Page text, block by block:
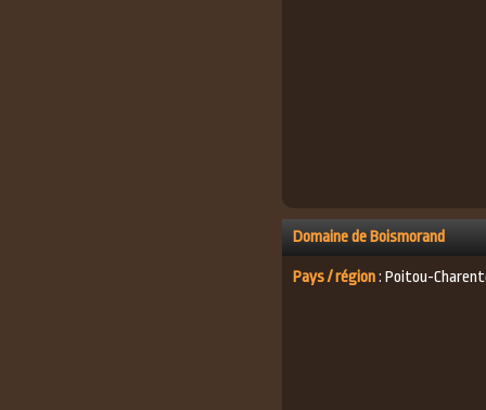
Domaine de Boismorand
Pays / région: Poitou-